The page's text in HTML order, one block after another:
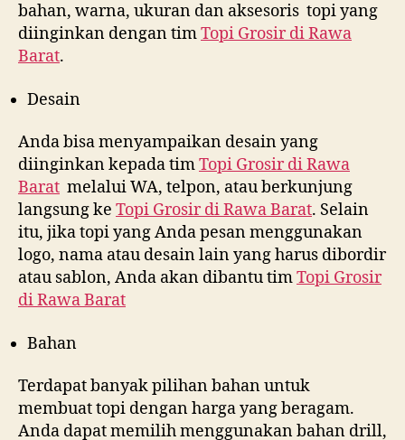
bahan, warna, ukuran dan aksesoris topi yang
diinginkan dengan timTopi Grosir diRawa
Barat.
Desain
Anda bisa menyampaikan desain yang
diinginkan kepada timTopi Grosir diRawa
Barat melalui WA, telpon, atau berkunjung
langsung ke Topi Grosir diRawa Barat. Selain
itu, jika topi yang Anda pesan menggunakan
logo, nama atau desain lain yang harus dibordir
atau sablon, Anda akan dibantu timTopi Grosir
diRawa Barat
Bahan
Terdapat banyak pilihan bahan untuk
membuat topi dengan harga yang beragam.
Anda dapat memilih menggunakan bahan drill,